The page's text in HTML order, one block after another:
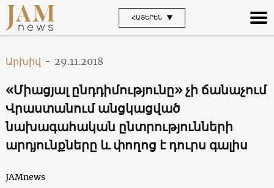
ՀԱՅԵՐԵՆ
Արխիվ - 29.11.2018
«Միացյալ ընդդիմությունը» չի ճանաչում
Վրաստանում անցկացված
նախագահական ընտրությունների
արդյունքները և փողոց է դուրս գալիս
JAMnews